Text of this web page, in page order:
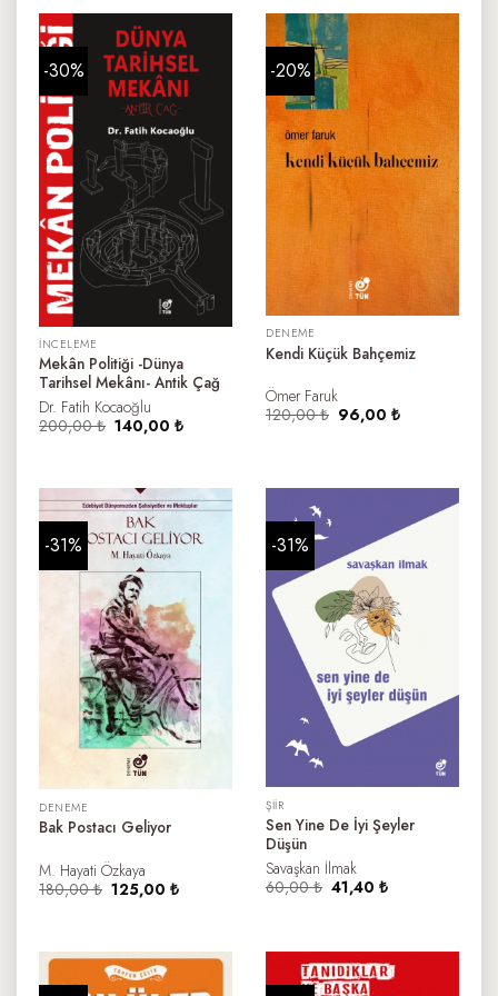
-30%
İNCELEME
Mekân Politiği -Dünya
Tarihsel Mekânı- Antik Çağ
Dr. Fatih Kocaoğlu
200,00₺ Orijinal
140,00₺Şu
-20%
DENEME
Kendi Küçük Bahçemiz
Ömer Faruk
120,00₺ Orijinal
fiyat:
96,00₺Şu
-31%
DENEME
Bak Postacı Geliyor
M. Hayati Özkaya
180,00₺ Orijinal
fiyat:
125,00₺Şu
-31%
ŞIIR
Sen Yine De İyi Şeyler
Düşün
Savaşkan İlmak
60,00₺ Orijinal
fiyat:
41,40₺Şu